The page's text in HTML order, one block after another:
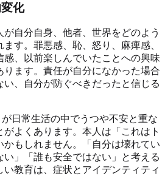
化
自分自身、他者、世界をどのよう
す。罪悪感、恥、怒り、麻痺感、
、以前楽しんでいたことへの興味
ます。責任が自分になかった場合
い、自分が防ぐべきだったと信じる
日常生活の中でうつや不安と重な
がよくあります。本人は「これはト
かもしれません。「自分は壊れてい
い」「誰も安全ではない」と考える
教育は、症状とアイデンティティ